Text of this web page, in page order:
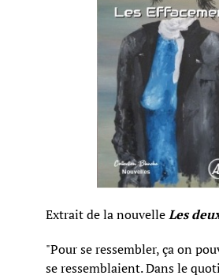
Extrait de la nouvelleLes
"Pour se ressembler, ça on
se ressemblaient. Dans le